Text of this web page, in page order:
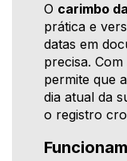
O carimbo
prática e
datas em
precisa.
permite que
dia atual da
o registro